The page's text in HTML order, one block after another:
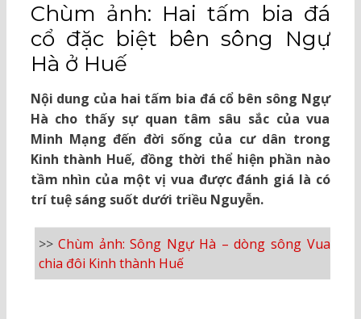
Chùm ảnh: Hai tấm bia đá
cổ đặc biệt bên sông Ngự
Hà ở Huế
Nội dung của hai tấm bia đá cổ bên sông Ngự
Hà cho thấy sự quan tâm sâu sắc của vua
Minh Mạng đến đời sống của cư dân trong
Kinh thành Huế, đồng thời thể hiện phần nào
tầm nhìn của một vị vua được đánh giá là có
trí tuệ sáng suốt dưới triều Nguyễn.
>>Chùm ảnh: Sông Ngự Hà – dòng sông Vua
chia đôi Kinh thành Huế